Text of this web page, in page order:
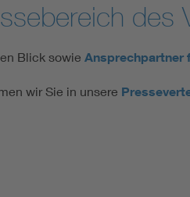
des
Blick sowie Ansprechpartner
wir Sie in unsere